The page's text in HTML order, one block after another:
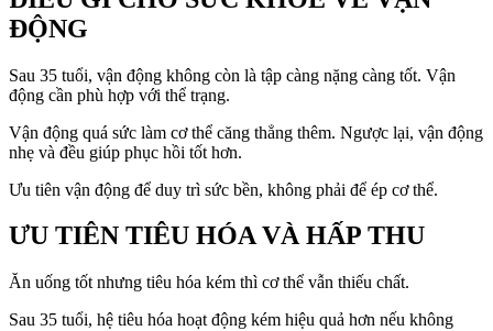
ĐỘNG
Sau 35 tuổi, vận động không còn là tập càng nặng càng tốt. Vận
động cần phù hợp với thể trạng.
Vận động quá sức làm cơ thể căng thẳng thêm. Ngược lại, vận động
nhẹ và đều giúp phục hồi tốt hơn.
Ưu tiên vận động để duy trì sức bền, không phải để ép cơ thể.
ƯU TIÊN TIÊU HÓA VÀ HẤP THU
Ăn uống tốt nhưng tiêu hóa kém thì cơ thể vẫn thiếu chất.
Sau 35 tuổi, hệ tiêu hóa hoạt động kém hiệu quả hơn nếu không